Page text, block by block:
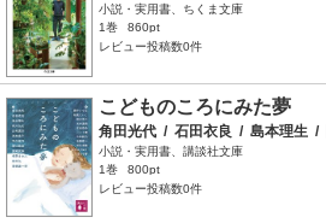
小説・実用書、ちくま文庫
1巻
860pt
レビュー投稿数0件
こどものころにみた夢
角田光代 / 石田衣良 / 島本理生 /
小説・実用書、講談社文庫
1巻
800pt
レビュー投稿数0件